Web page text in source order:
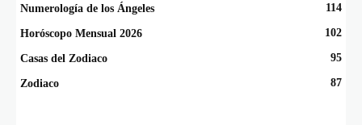
Numerología de los Ángeles 114
Horóscopo Mensual 2026 102
Casas del Zodiaco 95
Zodiaco 87